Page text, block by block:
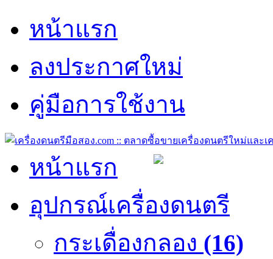
หน้าแรก
ลงประกาศใหม่
คู่มือการใช้งาน
หน้าแรก
อุปกรณ์เครื่องดนตรี
กระเดื่องกลอง (16)